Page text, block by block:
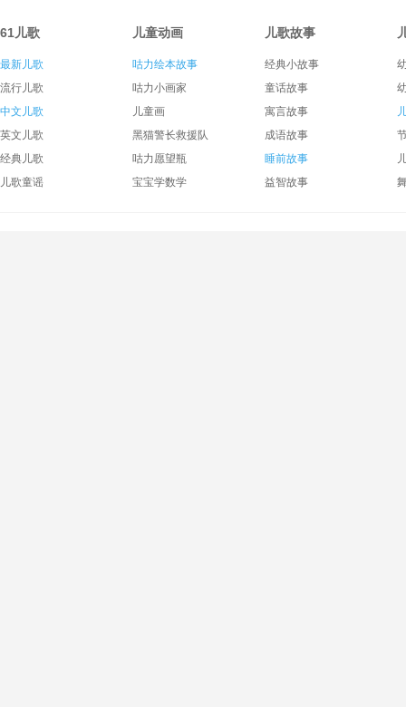
61儿歌
最新儿歌
流行儿歌
中文儿歌
英文儿歌
经典儿歌
儿歌童谣
儿童动画
咕力绘本故事
咕力小画家
儿童画
黑猫警长救援队
咕力愿望瓶
宝宝学数学
儿歌故事
经典小故事
童话故事
寓言故事
成语故事
睡前故事
益智故事